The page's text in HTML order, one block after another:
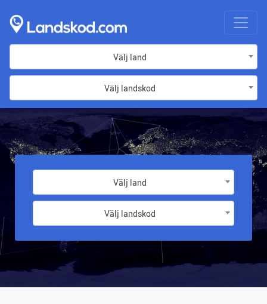
Välj land
Välj landskod
Välj land
Välj landskod